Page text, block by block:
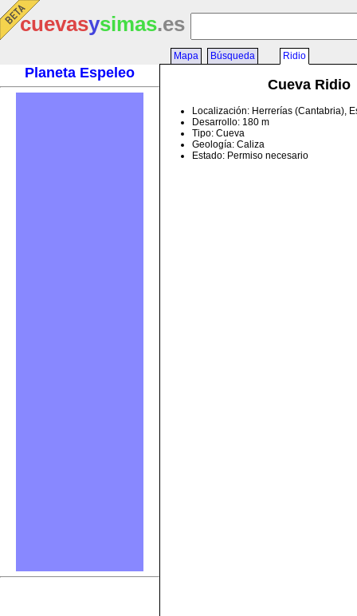
cuevasysimas.es
Planeta Espeleo
Mapa Búsqueda Ridio
Cueva Ridio
Localización: Herrerías (Cantabria),
Desarrollo: 180 m
Tipo: Cueva
Geología: Caliza
Estado: Permiso necesario